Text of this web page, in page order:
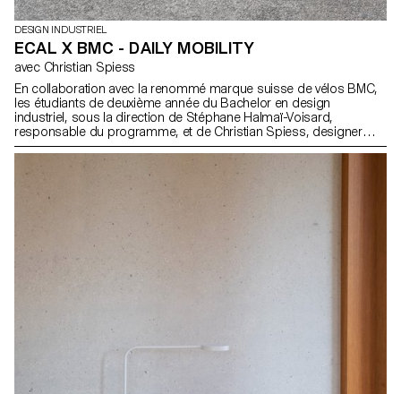
DESIGN INDUSTRIEL
ECAL X BMC - DAILY MOBILITY
avec Christian Spiess
En collaboration avec la renommé marque suisse de vélos BMC,
les étudiants de deuxième année du Bachelor en design
industriel, sous la direction de Stéphane Halmaï-Voisard,
responsable du programme, et de Christian Spiess, designer
suisse et passionné de vélo, présentent une collection
d'accessoires pratiques et colorés pour les trajets quotidiens en
vélo.